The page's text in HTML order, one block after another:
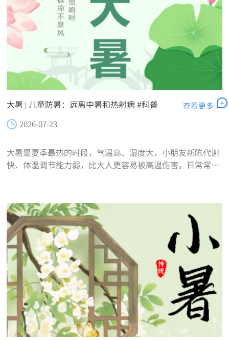
大暑 | 儿童防暑：远离中暑和热射病 #科普
2026-07-23
大暑是夏季最热的时段，气温高、湿度大，小朋友新陈代谢
快、体温调节能力弱，比大人更容易被高温伤害。日常常见
查看更多 +